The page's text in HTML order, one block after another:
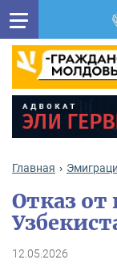
Главная
Отказ от
12.05.2026